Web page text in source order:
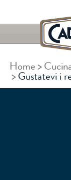
Home
Gustatevi i